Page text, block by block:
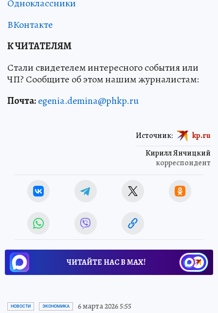
Одноклассники
ВКонтакте
К ЧИТАТЕЛЯМ
Стали свидетелем интересного события или
ЧП? Сообщите об этом нашим журналистам:
Почта:egenia.demina@phkp.ru
Кирилл Янчицкий
корреспондент
Источник: kp.ru
ЧИТАЙТЕ НАС В МАХ!
НОВОСТИ ЭКОНОМИКА 6 марта 2026 5:55